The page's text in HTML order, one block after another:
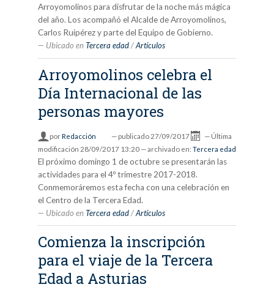
Arroyomolinos para disfrutar de la noche más mágica
del año. Los acompañó el Alcalde de Arroyomolinos,
Carlos Ruipérez y parte del Equipo de Gobierno.
Ubicado en Tercera edad /Artículos
Arroyomolinos celebra el
Día Internacional de las
personas mayores
porRedacción — publicado 27/09/2017 — Última
modificación 28/09/2017 13:20 — archivado en: Tercera edad
El próximo domingo 1 de octubre se presentarán las
actividades para el 4º trimestre 2017-2018.
Conmemoráremos esta fecha con una celebración en
el Centro de la Tercera Edad.
Ubicado en Tercera edad /Artículos
Comienza la inscripción
para el viaje de la Tercera
Edad a Asturias